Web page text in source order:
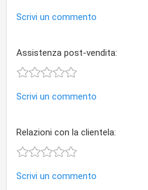
Scrivi un commento
Assistenza post-vendita:
Scrivi un commento
Relazioni con la clientela:
Scrivi un commento